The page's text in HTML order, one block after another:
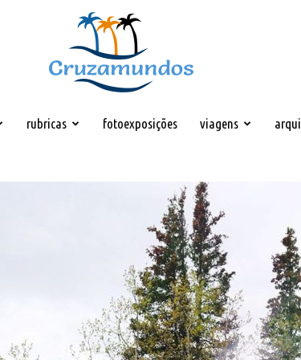
rubricas fotoexposições viagens